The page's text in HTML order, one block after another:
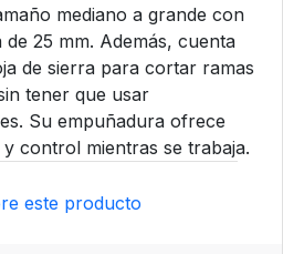
mediano a grande con
de 25 mm. Además, cuenta
de sierra para cortar ramas
tener que usar
Su empuñadura ofrece
control mientras se trabaja.
este producto